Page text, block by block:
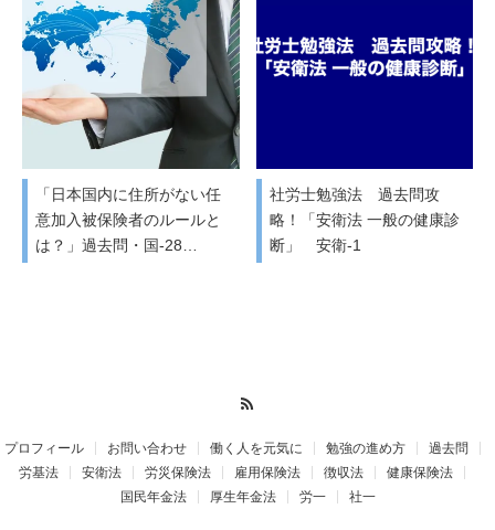
「日本国内に住所がない任
意加入被保険者のルールと
は？」過去問・国-28…
社労士勉強法 過去問攻
略！「安衛法 一般の健康診
断」 安衛-1
プロフィール お問い合わせ 働く人を元気に 勉強の進め方
過去問
労基法
安衛法 労災保険法 雇用保険法 徴収法
健康保険法
国民年金法
厚生年金法 労一 社一